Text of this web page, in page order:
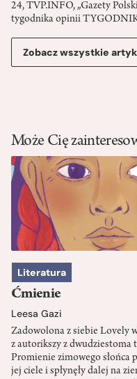
24, TVP.INFO, „Gazety
tygodnika opinii
Zobacz wszystkie
Może Cię
Literatura
Ćmienie
Leesa Gazi
Zadowolona z siebie Lovely
z autorikszy z dwudziestoma
Promienie zimowego słońca
jej ciele i spłynęły dalej na